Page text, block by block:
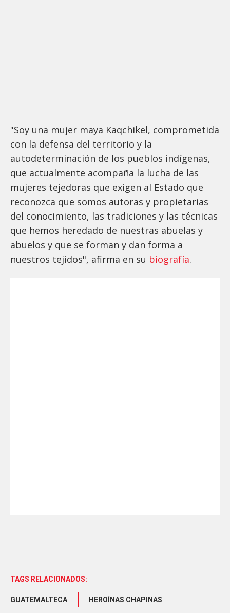
"Soy una mujer maya Kaqchikel, comprometida
con la defensa del territorio y la
autodeterminación de los pueblos indígenas,
que actualmente acompaña la lucha de las
mujeres tejedoras que exigen al Estado que
reconozca que somos autoras y propietarias
del conocimiento, las tradiciones y las técnicas
que hemos heredado de nuestras abuelas y
abuelos y que se forman y dan forma a
nuestros tejidos", afirma en su biografía.
TAGS RELACIONADOS:
GUATEMALTECA HEROÍNAS CHAPINAS